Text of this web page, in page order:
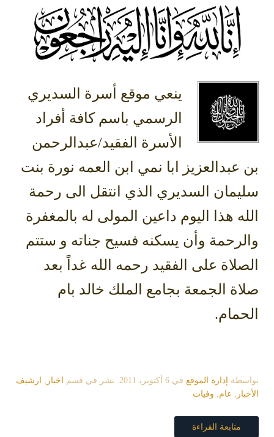
ينعي موقع أسرة السديري
الرسمي باسم كافة أفراد
الأسرة الفقيد/عبدالرحمن
بن عبدالعزيز ابا نمي ابن العمه نورة بنت
سليمان السديري الذي انتقل الى رحمة
الله هذا اليوم داعين المولى له بالمغفرة
والرحمة وأن يسكنه فسيح جناته و ستتم
الصلاة على الفقيد رحمه الله غداً بعد
صلاة الجمعة بجامع الملك خالد بام
الحمام.
بواسطة إدارة الموقع في 6 أكتوبر، 2011 . نشر في قسم اخبار
ارشيف
الأخبار
عام وفيات
متابعة القراءة